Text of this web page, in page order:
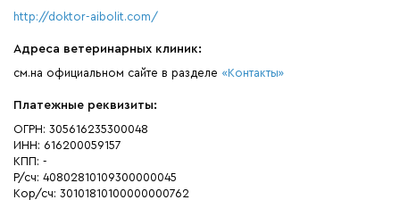
http://doktor-aibolit.com/
Адреса ветеринарных клиник:
см.на официальном сайте в разделе «Контакты»
Платежные реквизиты:
ОГРН: 305616235300048
ИНН: 616200059157
КПП: -
Р/сч: 40802810109300000045
Кор/сч: 30101810100000000762